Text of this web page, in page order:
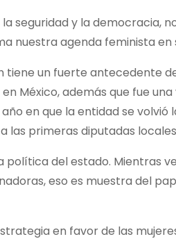
seguridad y la democracia,
nuestra agenda feminista en
un fuerte antecedente
México, además que fue
en que la entidad se
primeras diputadas
del estado. Mientras
eso es muestra del
en favor de las